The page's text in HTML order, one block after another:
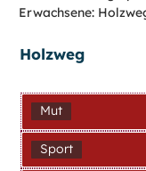
Holzweg
Mut
Sport